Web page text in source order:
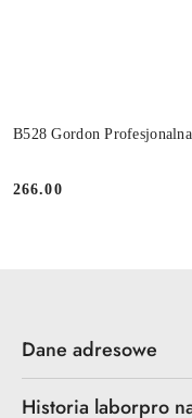
B528 Gordon
Cena:
266.00
Dane adresowe
Historia laborpro